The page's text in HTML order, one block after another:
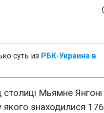
суть из РБК-Украина в
столиці Мьямне Янгоні
знаходилися 176